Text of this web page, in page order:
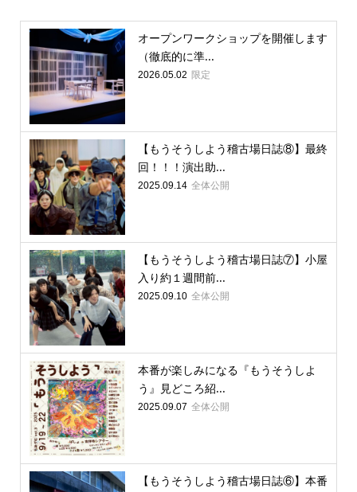
オープンワークショップを開催します
（徹底的に準...
2026.05.02 限定
【もうそうしよう稽古場日誌⑧】最終
回！！！演出助...
2025.09.14 全体公開
【もうそうしよう稽古場日誌⑦】小屋
入り約１週間前...
2025.09.10 全体公開
本番が楽しみになる『もうそうしよ
う』見どころ紹...
2025.09.07 全体公開
【もうそうしよう稽古場日誌⑥】本番